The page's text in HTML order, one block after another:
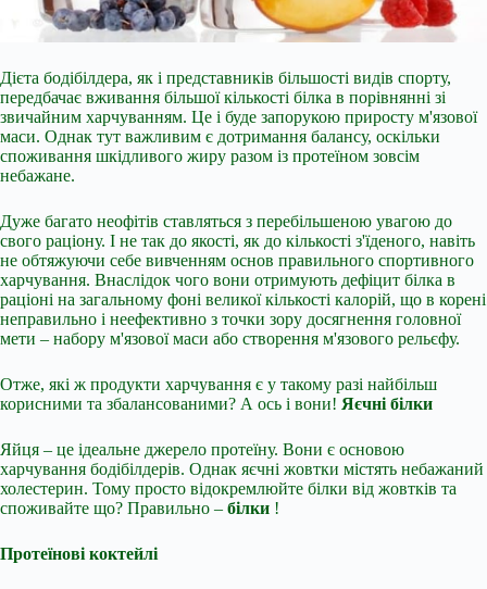
Дієта бодібілдера, як і представників більшості видів спорту,
передбачає вживання більшої кількості білка в порівнянні зі
звичайним харчуванням. Це і буде запорукою приросту м'язової
маси. Однак тут важливим є дотримання балансу, оскільки
споживання шкідливого жиру разом із протеїном зовсім
небажане.
Дуже багато неофітів ставляться з перебільшеною увагою до
свого раціону. І не так до якості, як до кількості з'їденого, навіть
не обтяжуючи себе вивченням основ правильного спортивного
харчування. Внаслідок чого вони отримують дефіцит білка в
раціоні на загальному фоні великої кількості калорій, що в корені
неправильно і неефективно з точки зору досягнення головної
мети – набору м'язової маси або створення м'язового рельєфу.
Отже, які ж продукти харчування є у такому разі найбільш
корисними та збалансованими? А ось і вони! Яєчні білки
Яйця – це ідеальне джерело протеїну. Вони є основою
харчування бодібілдерів. Однак яєчні жовтки містять небажаний
холестерин. Тому просто відокремлюйте білки від жовтків та
споживайте що? Правильно – білки !
Протеїнові коктейлі